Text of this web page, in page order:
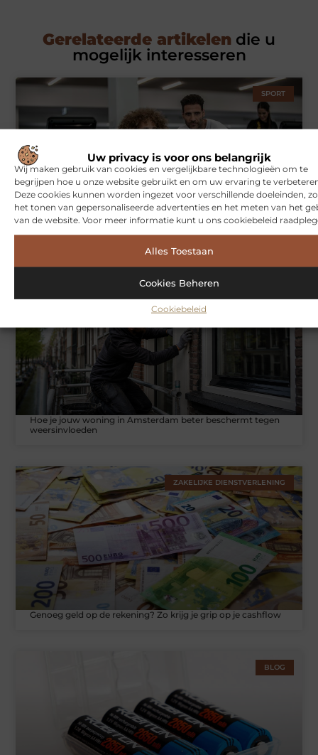
Uw privacy is voor ons belangrijk
Wij maken gebruik van cookies en vergelijkbare technologieën om te
begrijpen hoe u onze website gebruikt en om uw ervaring te
Deze cookies kunnen worden ingezet voor verschillende doeleinden,
het tonen van gepersonaliseerde advertenties en het meten van het
van de website. Voor meer informatie kunt u ons cookiebeleid
Alles Toestaan
Cookies Beheren
Cookiebeleid
Gerelateerde artikelen die u
mogelijk interesseren
SPORT
Symbiont360: Innovatieve EMS-training in Utrecht voor een
effectieve workout
Hoe je jouw woning in Amsterdam beter beschermt tegen
weersinvloeden
ZAKELIJKE DIENSTVERLENING
Genoeg geld op de rekening? Zo krijg je grip op je cashflow
BLOG